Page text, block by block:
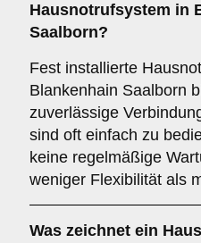
Hausnotrufsystem in
Saalborn?
Fest installierte
Blankenhain Saalborn
zuverlässige
sind oft einfach zu
keine regelmäßige
weniger Flexibilität als
Was zeichnet ein